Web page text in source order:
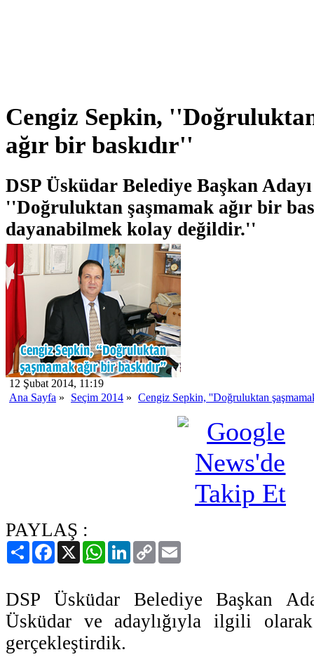
Cengiz Sepkin,
ağır bir baskıdır''
DSP Üsküdar Belediye Başkan
''Doğruluktan şaşmamak ağır bir
dayanabilmek kolay değildir.''
12 Şubat 2014, 11:19
Ana Sayfa » Seçim 2014 » Cengiz Sepkin, ''Doğruluktan
PAYLAŞ :
PaylaşFacebook
X WhatsAppLinkedIn
Copy
Link
DSP Üsküdar Belediye Başkan
Üsküdar ve adaylığıyla ilgili
gerçekleştirdik.